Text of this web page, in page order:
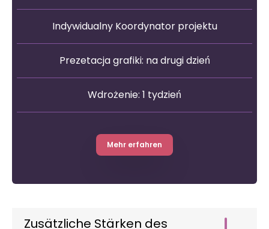
Indywidualny Koordynator projektu
Prezetacja grafiki: na drugi dzień
Wdrożenie: 1 tydzień
Mehr erfahren
Zusätzliche Stärken des